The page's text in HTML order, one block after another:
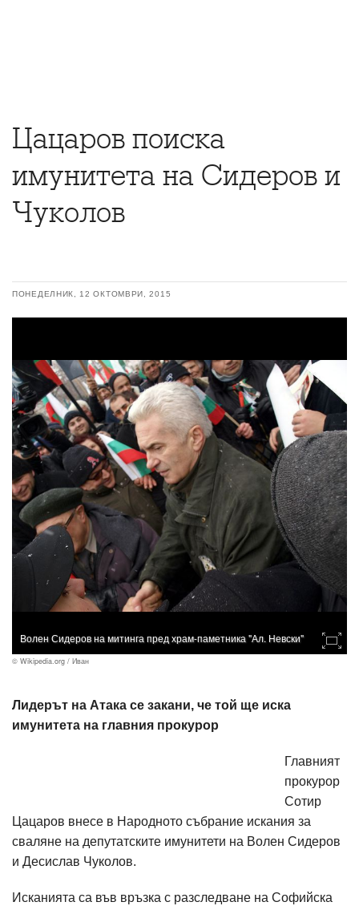
Цацаров поиска
имунитета на Сидеров и
Чуколов
ПОНЕДЕЛНИК, 12 ОКТОМВРИ, 2015
Волен Сидеров на митинга пред храм-паметника "Ал. Невски"
© Wikipedia.org / Иван
Лидерът на Атака се закани, че той ще иска
имунитета на главния прокурор
Главният
прокурор
Сотир
Цацаров внесе в Народното събрание искания за
сваляне на депутатските имунитети на Волен Сидеров
и Десислав Чуколов.
Исканията са във връзка с разследване на Софийска